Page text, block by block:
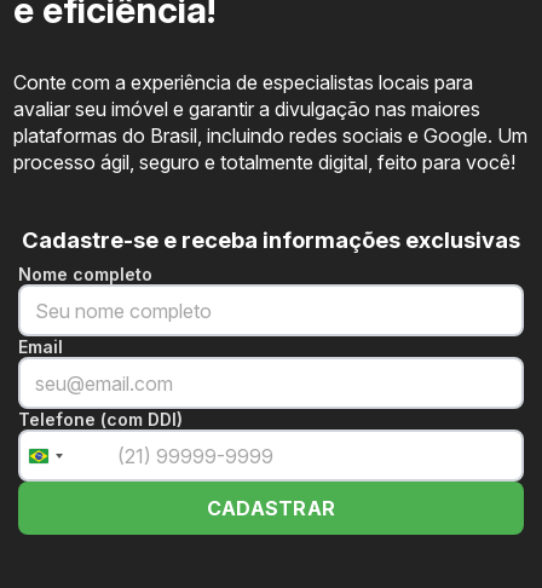
e eficiência!
Conte com a experiência de especialistas locais para
avaliar seu imóvel e garantir a divulgação nas maiores
plataformas do Brasil, incluindo redes sociais e Google. Um
processo ágil, seguro e totalmente digital, feito para você!
Cadastre-se e receba informações exclusivas
Nome completo
Email
Telefone (com DDI)
Brazil
+55
CADASTRAR